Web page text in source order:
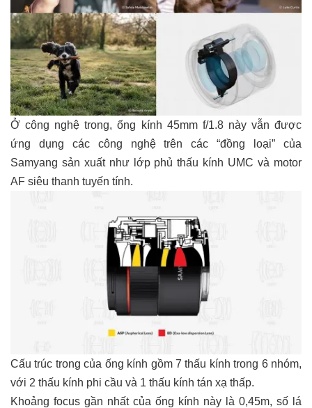
Ở công nghệ trong, ống kính 45mm f/1.8 này vẫn được
ứng dụng các công nghệ trên các “đồng loại” của
Samyang sản xuất như lớp phủ thấu kính UMC và motor
AF siêu thanh tuyến tính.
Cấu trúc trong của ống kính gồm 7 thấu kính trong 6 nhóm,
với 2 thấu kính phi cầu và 1 thấu kính tán xạ thấp.
Khoảng focus gần nhất của ống kính này là 0,45m, số lá